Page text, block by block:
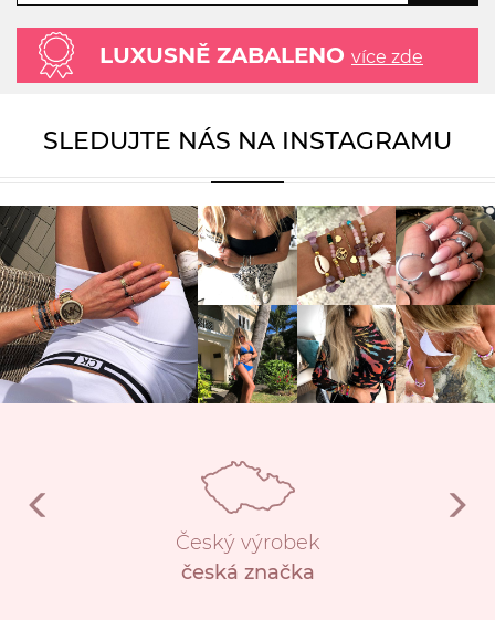
LUXUSNĚ ZABALENO více zde
SLEDUJTE NÁS NA INSTAGRAMU
Český výrobek
česká značka